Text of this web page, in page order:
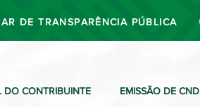
DE TRANSPARÊNCIA PÚBLICA
DO CONTRIBUINTE EMISSÃO DE CND